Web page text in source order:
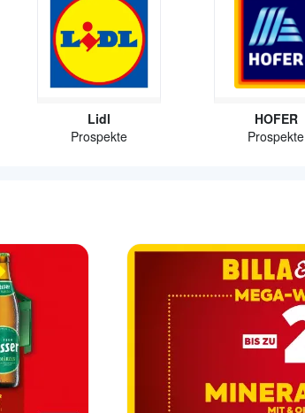
Lidl
Prospekte
HOFER
Prospekte